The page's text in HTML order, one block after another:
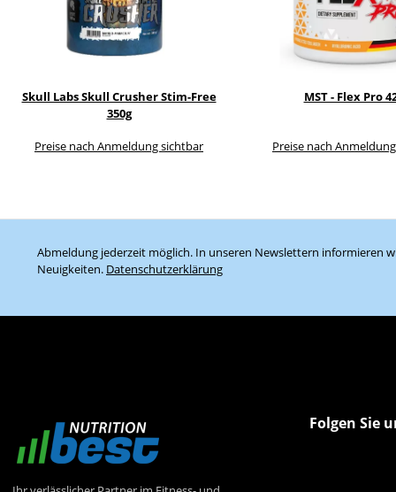
Skull Labs Skull Crusher Stim-Free
350g
Preise nach Anmeldung sichtbar
MST - Flex Pro
Preise nach
Abmeldung jederzeit möglich. In unseren Newslettern informieren
Neuigkeiten. Datenschutzerklärung
Folgen Sie